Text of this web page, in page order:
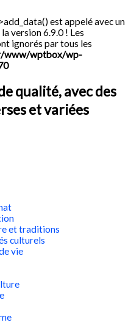
est appelé avec un
version 6.9.0 ! Les
ignorés par tous les
www/wptbox/wp-
qualité, avec des
et variées
et traditions
culturels
vie